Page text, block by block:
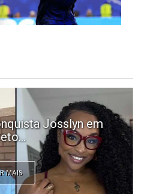
Josslyn em
MAIS